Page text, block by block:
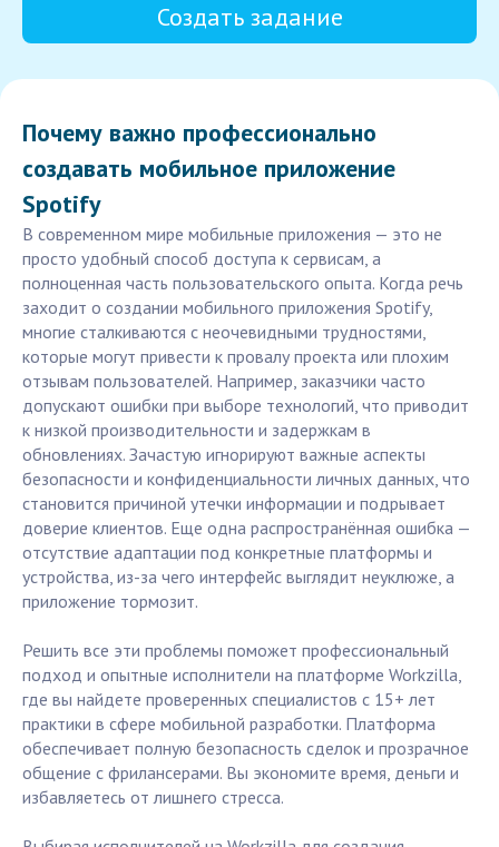
Создать задание
Почему важно профессионально
создавать мобильное приложение
Spotify
В современном мире мобильные приложения — это не
просто удобный способ доступа к сервисам, а
полноценная часть пользовательского опыта. Когда речь
заходит о создании мобильного приложения Spotify,
многие сталкиваются с неочевидными трудностями,
которые могут привести к провалу проекта или плохим
отзывам пользователей. Например, заказчики часто
допускают ошибки при выборе технологий, что приводит
к низкой производительности и задержкам в
обновлениях. Зачастую игнорируют важные аспекты
безопасности и конфиденциальности личных данных, что
становится причиной утечки информации и подрывает
доверие клиентов. Еще одна распространённая ошибка —
отсутствие адаптации под конкретные платформы и
устройства, из-за чего интерфейс выглядит неуклюже, а
приложение тормозит.
Решить все эти проблемы поможет профессиональный
подход и опытные исполнители на платформе Workzilla,
где вы найдете проверенных специалистов с 15+ лет
практики в сфере мобильной разработки. Платформа
обеспечивает полную безопасность сделок и прозрачное
общение с фрилансерами. Вы экономите время, деньги и
избавляетесь от лишнего стресса.